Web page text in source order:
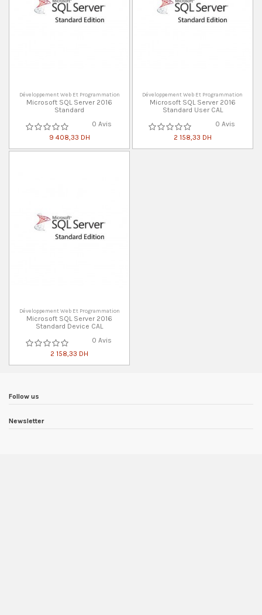
Développement Web Et Programmation
Microsoft SQL Server 2016
Standard
0 Avis
9 408,33 DH
Développement Web Et Programmation
Microsoft SQL Server 2016
Standard User CAL
0 Avis
2 158,33 DH
Développement Web Et Programmation
Microsoft SQL Server 2016
Standard Device CAL
0 Avis
2 158,33 DH
Follow us
Newsletter